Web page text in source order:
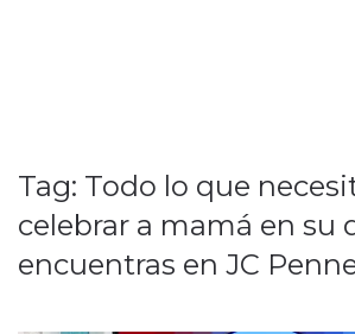
Tag: Todo lo que
celebrar a mamá en su
encuentras en JC